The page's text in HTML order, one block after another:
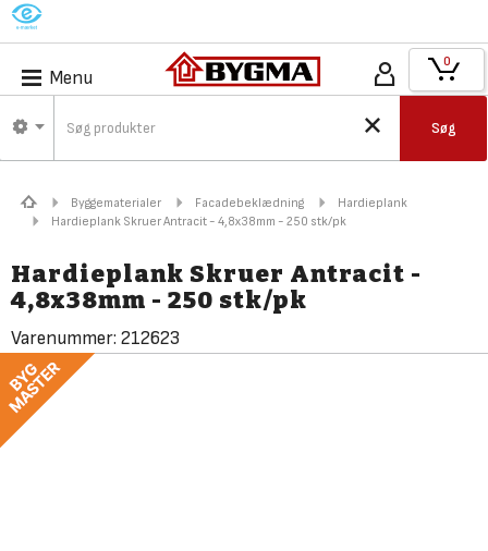
M
Menu
Søg
0
Byggematerialer Facadebeklædning
Hardieplank
Hardieplank Skruer Antracit - 4,8x38mm - 250 stk/pk
Hardieplank Skruer Antracit -
4,8x38mm - 250 stk/pk
Varenummer: 212623